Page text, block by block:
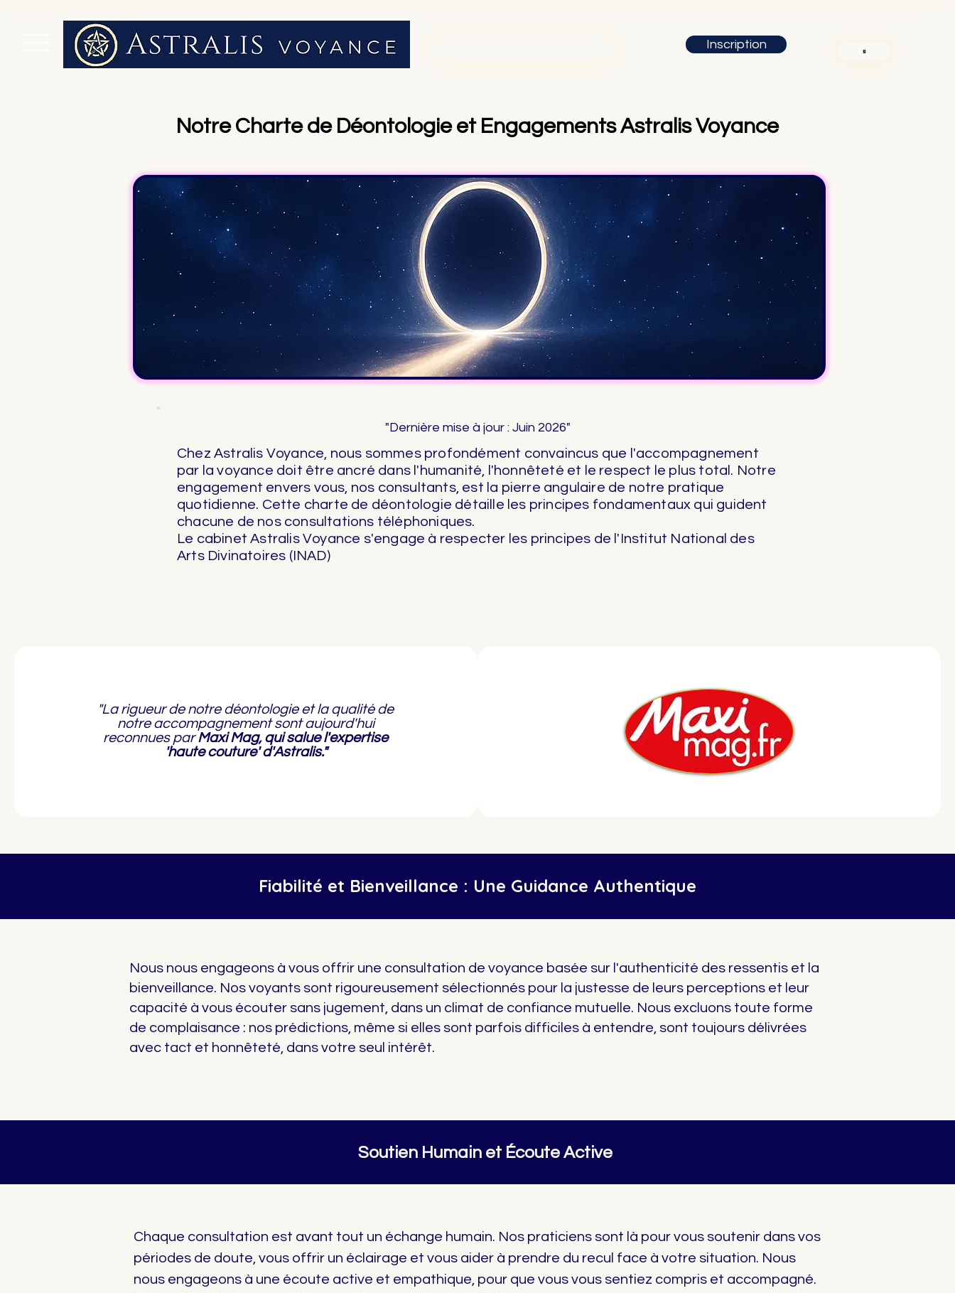
Inscription
Notre Charte de Déontologie et Engagements Astralis Voyance
"Dernière mise à jour : Juin 2026"
Chez Astralis Voyance, nous sommes profondément convaincus que l'accompagnement
par la voyance doit être ancré dans l'humanité, l'honnêteté et le respect le plus total. Notre
engagement envers vous, nos consultants, est la pierre angulaire de notre pratique
quotidienne. Cette charte de déontologie détaille les principes fondamentaux qui guident
chacune de nos consultations téléphoniques.
Le cabinet Astralis Voyance s'engage à respecter les principes de l'Institut National des
Arts Divinatoires (INAD)
"La rigueur de notre déontologie et la qualité de
notre accompagnement sont aujourd'hui
reconnues parMaxi Mag, qui salue l'expertise
'haute couture' d'Astralis."
Fiabilité et Bienveillance : Une Guidance Authentique
Nous nous engageons à vous offrir une consultation de voyance basée sur l'authenticité des ressentis et la
bienveillance. Nos voyants sont rigoureusement sélectionnés pour la justesse de leurs perceptions et leur
capacité à vous écouter sans jugement, dans un climat de confiance mutuelle. Nous excluons toute forme
de complaisance : nos prédictions, même si elles sont parfois difficiles à entendre, sont toujours délivrées
avec tact et honnêteté, dans votre seul intérêt.
Soutien Humain et Écoute Active
Chaque consultation est avant tout un échange humain. Nos praticiens sont là pour vous soutenir dans vos
périodes de doute, vous offrir un éclairage et vous aider à prendre du recul face à votre situation. Nous
nous engageons à une écoute active et empathique, pour que vous vous sentiez compris et accompagné.